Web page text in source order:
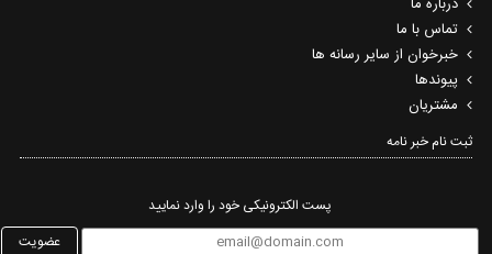
تماس با ما
خبرخوان از سایر رسانه ها
پیوندها
مشتریان
ثبت نام خبر نامه‌
پست الکترونیکی خود را وارد نمایید
عضویت